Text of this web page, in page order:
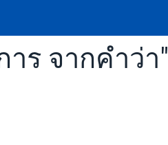
ร จากคำว่